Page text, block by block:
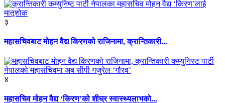
३
महासचिवबाट मोहन वैद्य किरणको राजिनामा, क्रान्तिकारी...
४
महासचिव मोहन वैद्य ‘किरण’को शीघ्र स्वास्थ्यलाभको...